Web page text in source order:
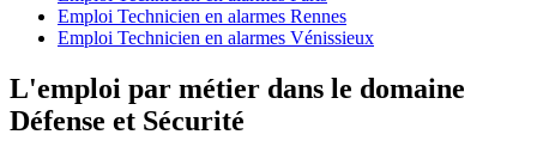
Emploi Technicien en alarmes Rennes
Emploi Technicien en alarmes Vénissieux
L'emploi par métier dans le domaine
Défense et Sécurité